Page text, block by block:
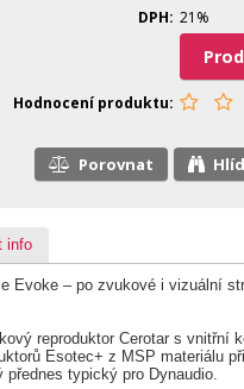
DPH 21%
Hodnocení produktu
Porovnat
info
Evoke – po zvukové i vizuální
reproduktor Cerotar s vnitřní
Esotec+ z MSP materiálu
typický pro Dynaudio.